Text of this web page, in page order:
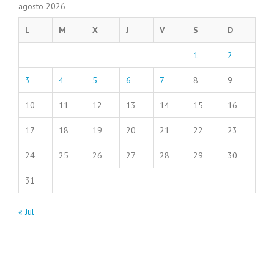
agosto 2026
L M X J V S D
1 2
3 4 5 6 7 8 9
10 11 12 13 14 15 16
17 18 19 20 21 22 23
24 25 26 27 28 29 30
31
« Jul